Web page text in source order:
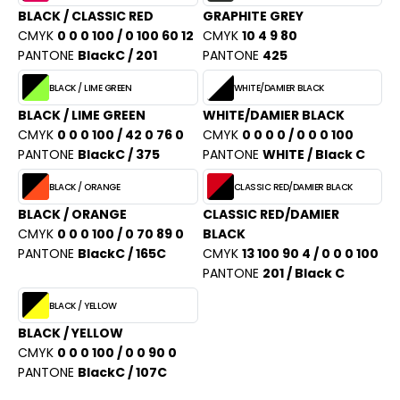
SHIRT
SHIRT
PROFESSIONNELLE
- BLOUSON
COOL
HOODS
T'S
SERIE
BLACK / CLASSIC RED
CMYK 0 0 0 100 / 0 100 60 12
PANTONE BlackC / 201
GRAPHITE GREY
CMYK 10 4 9 80
PANTONE 425
BLACK / LIME GREEN
BLACK / LIME GREEN
CMYK 0 0 0 100 / 42 0 76 0
PANTONE BlackC / 375
WHITE/DAMIER BLACK
WHITE/DAMIER BLACK
CMYK 0 0 0 0 / 0 0 0 100
PANTONE WHITE / Black C
BLACK / ORANGE
BLACK / ORANGE
CMYK 0 0 0 100 / 0 70 89 0
PANTONE BlackC / 165C
CLASSIC RED/DAMIER BLACK
CLASSIC RED/DAMIER
BLACK
CMYK 13 100 90 4 / 0 0 0 100
PANTONE 201 / Black C
BLACK / YELLOW
BLACK / YELLOW
CMYK 0 0 0 100 / 0 0 90 0
PANTONE BlackC / 107C